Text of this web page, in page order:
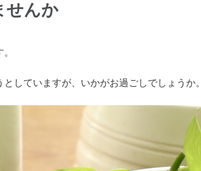
せんか
していますが、いかがお過ごしでしょうか。